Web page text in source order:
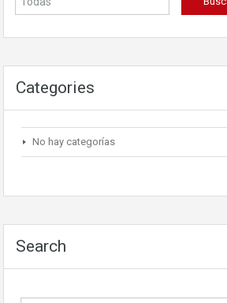
Categories
No hay categorías
Search